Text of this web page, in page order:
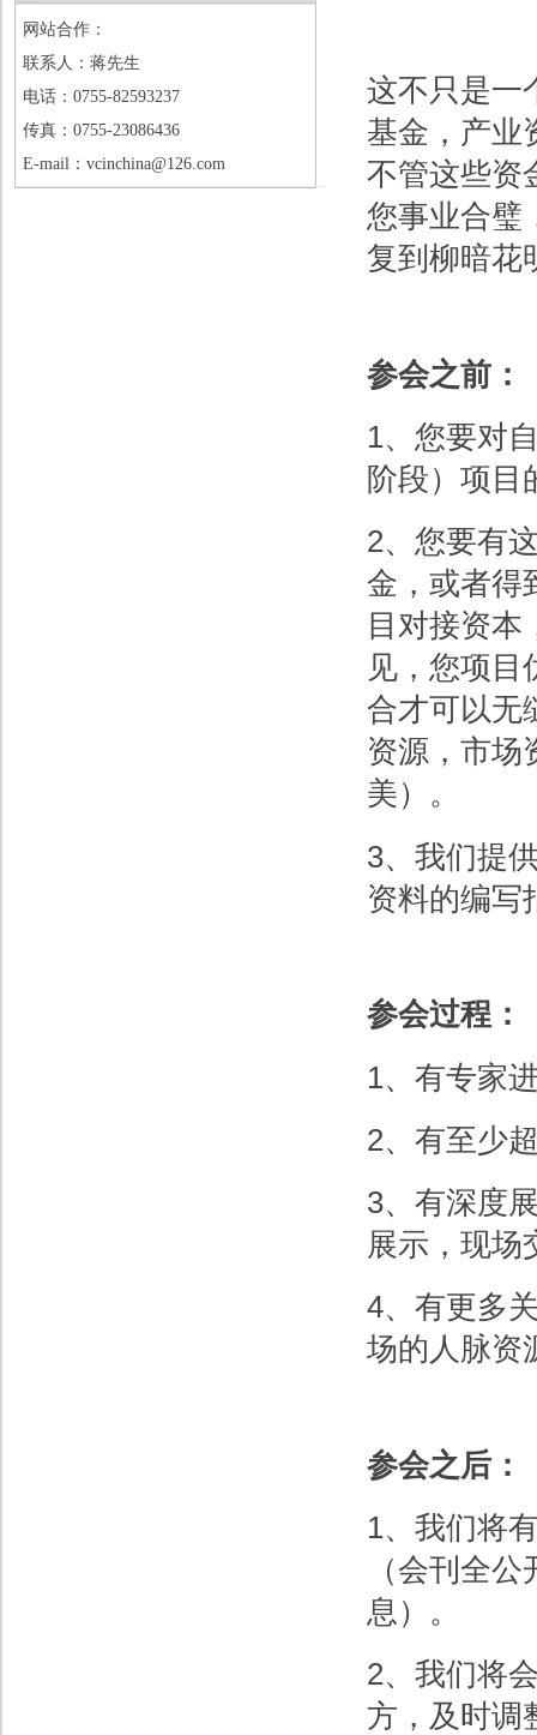
这不只是一
基金，产业
不管这些资
您事业合璧
复到柳暗花
参会之前：
1、您要对
阶段）项目
2、您要有
金，或者得
目对接资本
见，您项目
合才可以无
资源，市场
美）。
3、我们提
资料的编写
参会过程：
1、有专家
2、有至少
3、有深度
展示，现场
4、有更多
场的人脉资
参会之后：
1、我们将
（会刊全
息）。
2、我们将
方，及时调
网站合作：
联系人：蒋先生
电话：0755-82593237
传真：0755-23086436
E-mail：vcinchina@126.com